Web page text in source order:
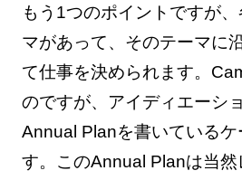
もう1つのポイントですが
マがあって、そのテーマに
て仕事を決められます。
のですが、​​アイディエーシ
Annual Planを書いている
す。このAnnual Planは当然